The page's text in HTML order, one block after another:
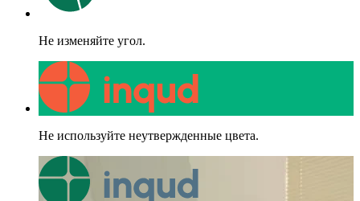
Не изменяйте угол.
Не используйте неутвержденные цвета.